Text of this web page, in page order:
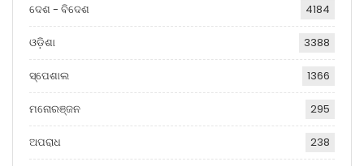
ଦେଶ - ବିଦେଶ 4184
ଓଡ଼ିଶା 3388
ସ୍ପେଶାଲ 1366
ମନୋରଞ୍ଜନ 295
ଅପରାଧ 238